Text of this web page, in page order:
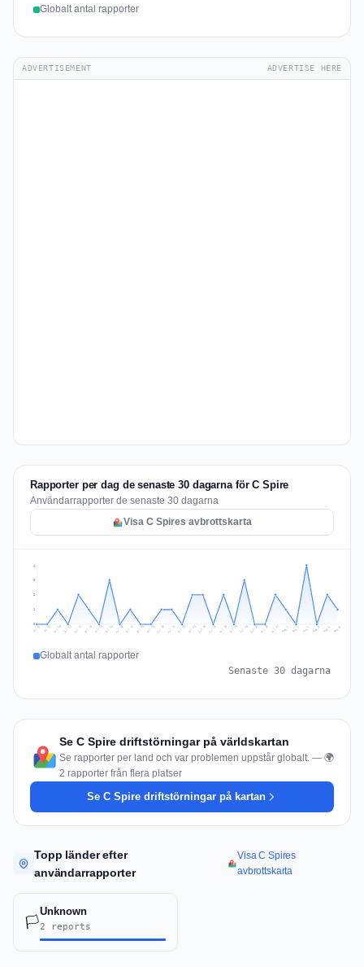
Globalt antal rapporter
ADVERTISEMENT ADVERTISE HERE
Rapporter per dag de senaste 30 dagarna för C Spire
Användarrapporter de senaste 30 dagarna
Visa C Spires avbrottskarta
1
2
3
4
Jul 8 Jul 9 Jul 10 Jul 11 Jul 12 Jul 13 Jul 14 Jul 15 Jul 16 Jul 17 Jul 18 Jul 19 Jul 20 Jul 21 Jul 22 Jul 23 Jul 24 Jul 25 Jul 26 Jul 27 Jul 28 Jul 29 Jul 30 Jul 31 Aug 1 Aug 2 Aug 3 Aug 4 Aug 5 Aug 6
Globalt antal rapporter
Senaste 30 dagarna
Se C Spire driftstörningar på världskartan
Se rapporter per land och var problemen uppstår globalt. — 🌍
2 rapporter från flera platser
Se C Spire driftstörningar på kartan
Topp länder efter
användarrapporter
Visa C Spires
avbrottskarta
🏳️
Unknown
2 reports